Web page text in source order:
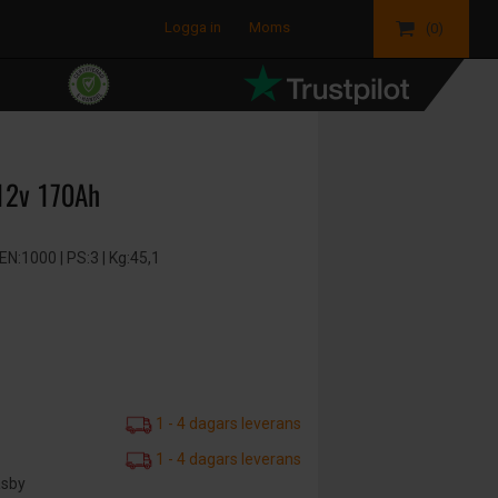
Logga in Moms (0)
170Ah
| PS:3 | Kg:45,1
1 - 4 dagars leverans
1 - 4 dagars leverans